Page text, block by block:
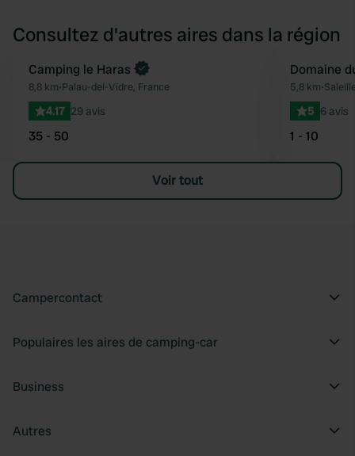
Consultez d'autres aires dans la région
Préféré
Camping le Haras
8,8 km•Palau-del-Vidre, France
4.17 29 avis
35 - 50
Domaine
5,8 km•
5 6 avis
1 - 10
Voir tout
Campercontact
Populaires les aires de camping-car
Business
Autres